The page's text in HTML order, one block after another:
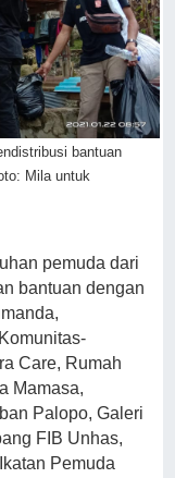
bantuan
Mila untuk
pemuda dari
bantuan dengan
Komunitas-
Care, Rumah
Mamasa,
Palopo, Galeri
FIB Unhas,
Pemuda